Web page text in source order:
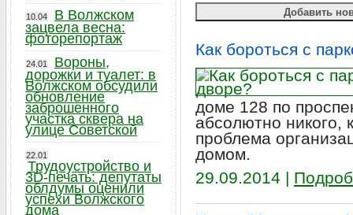
Как бороться с
доме 128 по
абсолютно никого,
проблема
домом.
29.09.2014 |
10.04
В Волжском
зацвела весна:
фоторепортаж
24.01
Вороны,
дорожки и туалет: в
Волжском обсудили
обновление
заброшенного
участка сквера на
улице Советской
22.01
Трудоустройство и
3D-печать: депутаты
облдумы оценили
успехи Волжского
дома